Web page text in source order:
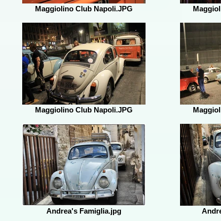
Maggiolino Club Napoli.JPG
Maggiolino Club Napoli.JPG
Andrea's Famiglia.jpg